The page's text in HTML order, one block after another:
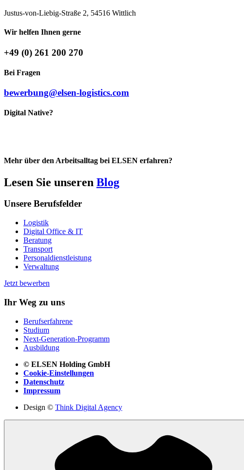
Justus-von-Liebig-Straße 2, 54516 Wittlich
Wir helfen Ihnen gerne
+49 (0) 261 200 270
Bei Fragen
bewerbung@elsen-logistics.com
Digital Native?
Mehr über den Arbeitsalltag bei ELSEN erfahren?
Lesen Sie unseren Blog
Unsere Berufsfelder
Logistik
Digital Office & IT
Beratung
Transport
Personaldienstleistung
Verwaltung
Jetzt bewerben
Ihr Weg zu uns
Berufserfahrene
Studium
Next-Generation-Programm
Ausbildung
© ELSEN Holding GmbH
Cookie-Einstellungen
Datenschutz
Impressum
Design © Think Digital Agency